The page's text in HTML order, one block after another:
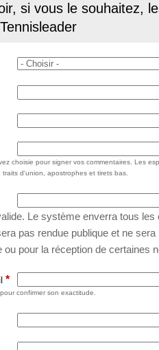
si vous le souhaitez,
choisie pour signer vos commentaires. Les
d'union, apostrophes et tirets bas.
Le système enverra tous
pas rendue publique et ne
pour la réception de certaines
*
confirmer son exactitude.